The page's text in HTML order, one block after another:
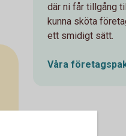
där ni får tillgång
kunna sköta
ett smidigt sätt.
Våra